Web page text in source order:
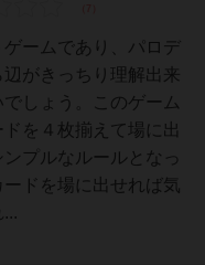
ームであり、パロデ
がきっちり理解出来
しょう。このゲーム
を４枚揃えて場に出
プルなルールとなっ
ドを場に出せれば気